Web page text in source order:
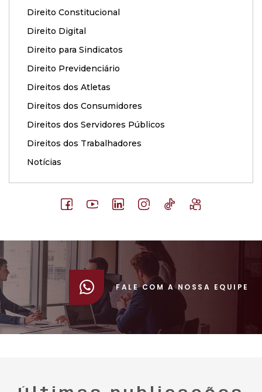
Direito Constitucional
Direito Digital
Direito para Sindicatos
Direito Previdenciário
Direitos dos Atletas
Direitos dos Consumidores
Direitos dos Servidores Públicos
Direitos dos Trabalhadores
Notícias
FALE COM A NOSSA EQUIPE